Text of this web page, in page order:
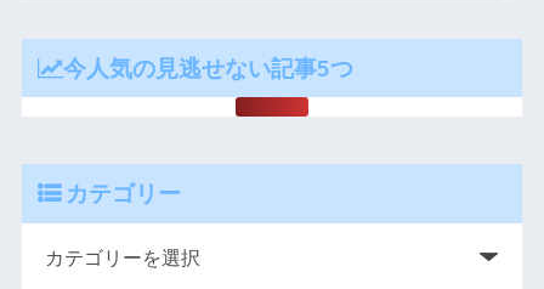
今人気の見逃せない記事5つ
カテゴリー